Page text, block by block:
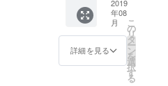
一彰が
経営す
る飲食
店Cake
＆Cafe
taneの
スイー
2019
年08
月
詳細を見る
こ
の
リ
タ
ー
ン
を
選
択
す
る